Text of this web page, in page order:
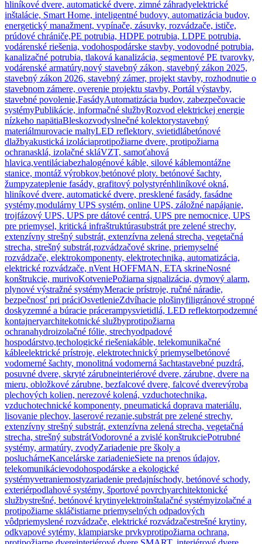
hliníkové dvere, automatické dvere, zimné záhradyelektrické
inštalácie, Smart Home, inteligentné budovy, automatizácia budov,
energetický manažment, vypínače, zásuvky, rozvádzače, ističe,
prúdové chrániče,PE potrubia, HDPE potrubia, LDPE potrubia,
vodárenské riešenia, vodohospodárske stavby, vodovodné potrubia,
kanalizačné potrubia, tlaková kanalizácia, segmentové PE tvarovky,
vodárenské armatúry,nový stavebný zákon, stavebný zákon 2025,
stavebný zákon 2026, stavebný zámer, projekt stavby, rozhodnutie o
stavebnom zámere, overenie projektu stavby, Portál výstavby,
stavebné povolenie,FasádyAutomatizácia budov, zabezpečovacie
systémyPublikácie, informačné službyRozvod elektrickej energie
nízkeho napätiaBleskozvodyslnečné kolektorystavebný
materiálmurovacie maltyLED reflektory, svietidlábetónové
dlažbyakustická izoláciaprotipožiarne dvere, protipožiarna
ochranasklá, izolačné skláVZT, samoťahová
hlavica,ventiláciabezhalogénové káble, silové káblemontážne
stanice, montáž výrobkov,betónové ploty. betónové šachty,
žumpyzateplenie fasády, grafitový polystyrénhliníkové okná,
hliníkové dvere, automatické dvere, presklené fasády, fasádne
systémy,modulárny UPS systém, online UPS, záložné napájanie,
trojfázový UPS, UPS pre dátové centrá, UPS pre nemocnice, UPS
pre priemysel, kritická infraštruktúrasubstrát pre zelené strechy,
extenzívny strešný substrát, extenzívna zelená strecha, vegetačná
strecha, strešný substrát,rozvádzačové skrine, priemyselné
rozvádzače, elektrokomponenty, elektrotechnika, automatizácia,
elektrické rozvádzače, nVent HOFFMAN, ETA skrineNosné
konštrukcie, murivoKotveniePožiarna signalizácia, dymový alarm,
plynové výstražné systémyMeracie prístroje, ručné náradie,
bezpečnosť pri práciOsvetlenieZdvíhacie plošinyfiligránové stropné
doskyzemné a búracie prácerampysvietidlá, LED reflektorpodzemné
kontajneryarchitekotnické službyprotipožiarna
ochranahydroizolačné fólie, strechyodpadové
hospodárstvo,techologické riešeniakáble, telekomunikačné
kábleelektrické prístroje, elektrotechnický priemyselbetónové
vodomerné šachty, monolitná vodomerná šachtastavebné puzdrá,
posuvné dvere, skryté zárubneinteriérové dvere, zárubne, dvere na
mieru, obložkové zárubne, bezfalcové dvere, falcové dverevýroba
plechových kolien, nerezové kolená, vzduchotechnika,
vzduchotechnické komponenty, pneumatická doprava materiálu,
lisovanie plechov, laserové rezanie,substrát pre zelené strechy,
extenzívny strešný substrát, extenzívna zelená strecha, vegetačná
strecha, strešný substrátVodorovné a zvislé konštrukciePotrubné
systémy, armatúry, zvodyZariadenie pre školy a
posluchárneKancelárske zariadenieSiete na prenos údajov,
telekomunikácievodohospodárske a ekologické
systémyvetraniemostyzariadenie predajníschody, betónové schody,
exteriérpodlahové systémy, športové povrchyarchitektonické
službystrešné, betónové krytinyelektroinštalačné systémyizolačné a
protipožiarne skláčistiarne priemyselných odpadových
vôdpriemyslené rozvádzače, elektrické rozvádzačestrešné krytiny,
odkvapové sytémy, klampiarske prvkyprotipožiarna ochrana,